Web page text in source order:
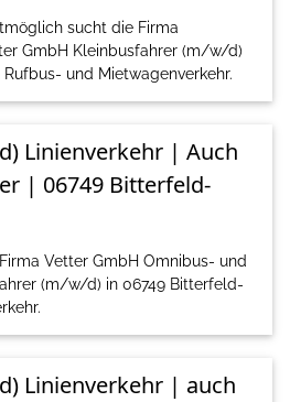
sucht die Firma
GmbH Kleinbusfahrer (m/w/d)
und Mietwagenverkehr.
Linienverkehr | Auch
| 06749 Bitterfeld-
Vetter GmbH Omnibus- und
(m/w/d) in 06749 Bitterfeld-
Linienverkehr | auch